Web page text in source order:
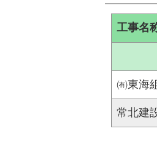
工事名
㈲東海
常北建